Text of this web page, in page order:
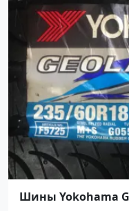
Шины Yokohama